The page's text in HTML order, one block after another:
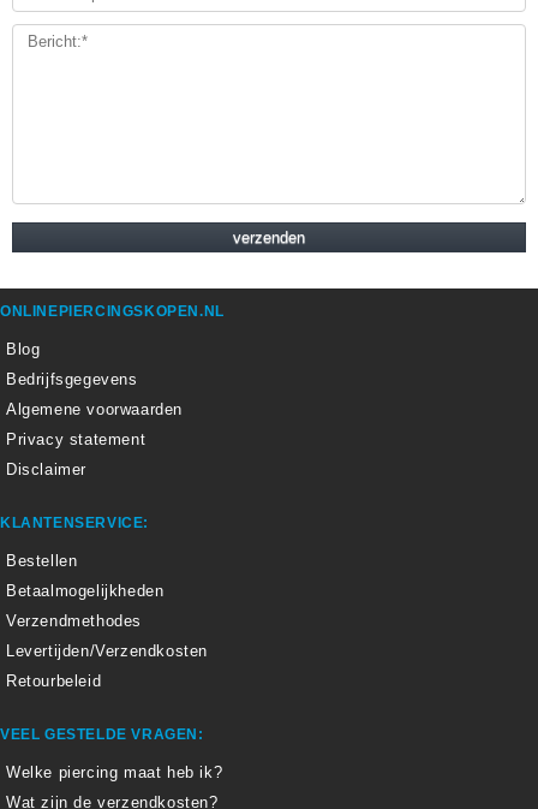
ONLINEPIERCINGSKOPEN.NL
Blog
Bedrijfsgegevens
Algemene voorwaarden
Privacy statement
Disclaimer
KLANTENSERVICE:
Bestellen
Betaalmogelijkheden
Verzendmethodes
Levertijden/Verzendkosten
Retourbeleid
VEEL GESTELDE VRAGEN:
Welke piercing maat heb ik?
Wat zijn de verzendkosten?